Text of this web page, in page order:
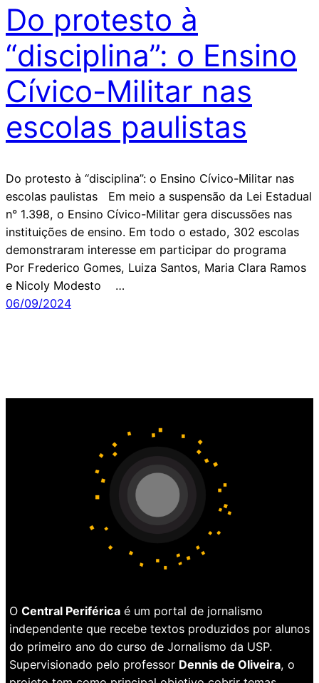
Do protesto à
“disciplina”: o Ensino
Cívico-Militar nas
escolas paulistas
Do protesto à “disciplina”: o Ensino Cívico-Militar nas
escolas paulistas Em meio a suspensão da Lei Estadual
n° 1.398, o Ensino Cívico-Militar gera discussões nas
instituições de ensino. Em todo o estado, 302 escolas
demonstraram interesse em participar do programa
Por Frederico Gomes, Luiza Santos, Maria Clara Ramos
e Nicoly Modesto …
06/09/2024
O Central Periférica é um portal de jornalismo
independente que recebe textos produzidos por alunos
do primeiro ano do curso de Jornalismo da USP.
Supervisionado pelo professor Dennis de Oliveira, o